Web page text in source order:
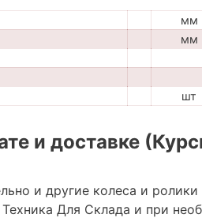
мм
мм
шт
и доставке
и другие колеса и
Для Склада и при